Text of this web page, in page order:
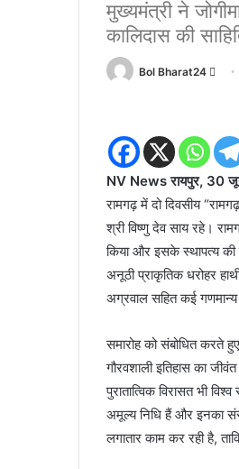
मुख्यमंत्री ने
कालिदास की
Bol Bharat24
Send
NV News रायपुर, 30
रामगढ़ में दो दिवसीय
श्री विष्णु देव साय रहे।
किया और इसके स्थापत्य की
अनूठी प्राकृतिक धरोहर
अग्रवाल सहित कई
समारोह को संबोधित करते
गौरवशाली इतिहास का
पुरातात्विक विरासत भी
अमूल्य निधि हैं और इनका
लगातार काम कर रही है,